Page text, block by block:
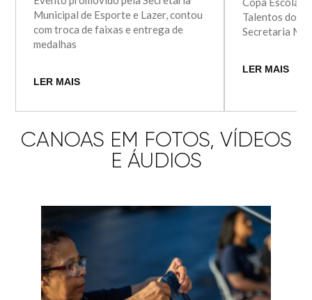
Municipal de Esporte e Lazer, contou
com troca de faixas e entrega de
medalhas
LER MAIS
Talentos do
Secretaria
LER MAIS
CANOAS EM FOTOS, VÍDEOS
E ÁUDIOS